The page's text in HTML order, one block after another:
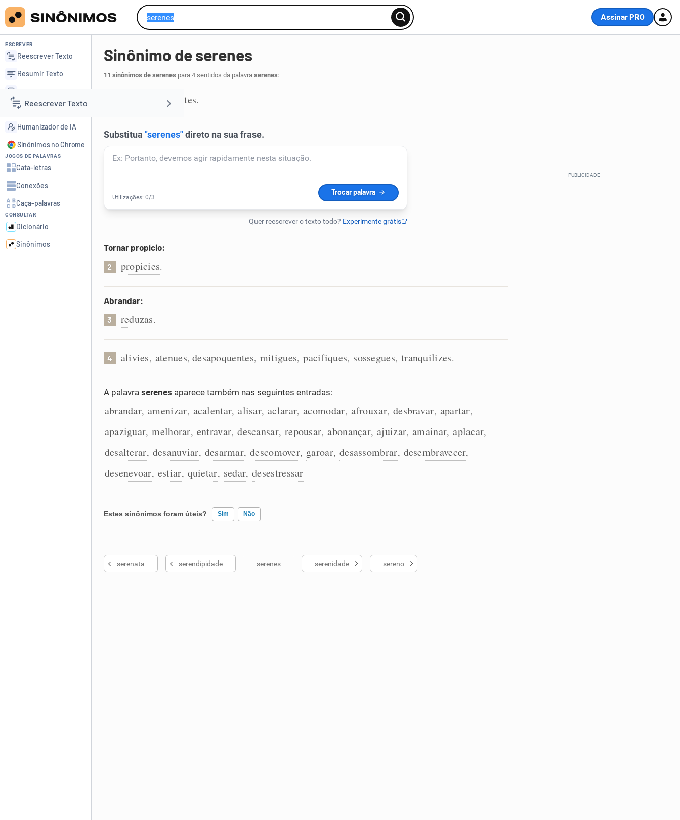
Assinar PRO
Reescrever Texto
Resumir Texto
Corrigir Texto
Detector de IA
Humanizador de IA
ESCREVER
Reescrever Texto
Resumir Texto
Detector de IA
Humanizador de IA
Sinônimos no Chrome
JOGOS DE PALAVRAS
Cata-letras
Conexões
Caça-palavras
CONSULTAR
Dicionário
Sinônimos
Sinônimo de serenes
11 sinônimos de serenes para 4 sentidos da palavra serenes:
aquietes.
Tornar propício:
2 propicies.
Abrandar:
3 reduzas.
4 alivies, atenues, desapoquentes, mitigues, pacifiques, sossegues, tranquilizes.
A palavra serenes aparece também nas seguintes entradas:
abrandar, amenizar, acalentar, alisar, aclarar, acomodar, afrouxar, desbravar, apartar,
apaziguar, melhorar, entravar, descansar, repousar, abonançar, ajuizar, amainar, aplacar,
desalterar, desanuviar, desarmar, descomover, garoar, desassombrar, desembravecer,
desenevoar, estiar, quietar, sedar, desestressar
Estes sinônimos foram úteis? Sim Não
Nenhum dos sinônimos apresentados me ajudou
serenata serendipidade serenes serenidade sereno